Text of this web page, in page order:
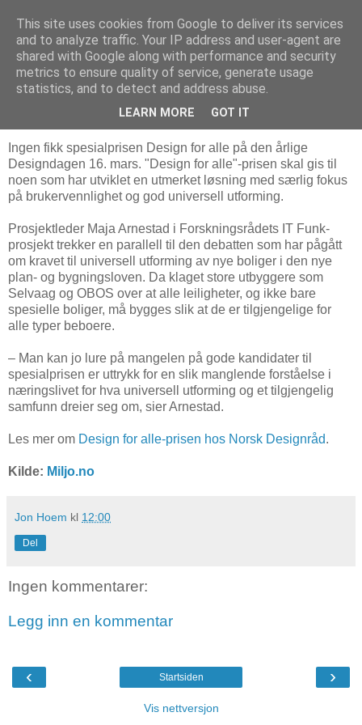
Arkitektur & Miljøteknologi
17 mars 2011
Svakt nivå- og ingen Design for alle-pris
Ingen fikk spesialprisen Design for alle på den årlige
Designdagen 16. mars. "Design for alle"-prisen skal gis til
noen som har utviklet en utmerket løsning med særlig fokus
på brukervennlighet og god universell utforming.
Prosjektleder Maja Arnestad i Forskningsrådets IT Funk-
prosjekt trekker en parallell til den debatten som har pågått
om kravet til universell utforming av nye boliger i den nye
plan- og bygningsloven. Da klaget store utbyggere som
Selvaag og OBOS over at alle leiligheter, og ikke bare
spesielle boliger, må bygges slik at de er tilgjengelige for
alle typer beboere.
– Man kan jo lure på mangelen på gode kandidater til
spesialprisen er uttrykk for en slik manglende forståelse i
næringslivet for hva universell utforming og et tilgjengelig
samfunn dreier seg om, sier Arnestad.
Les mer om Design for alle-prisen hos Norsk Designråd.
Kilde: Miljo.no
Jon Hoem kl 12:00
Del
Ingen kommentarer:
Legg inn en kommentar
‹ ›
Startsiden
Vis nettversjon
This site uses cookies from Google to deliver its services
and to analyze traffic. Your IP address and user-agent are
shared with Google along with performance and security
metrics to ensure quality of service, generate usage
statistics, and to detect and address abuse.
LEARN MORE GOT IT